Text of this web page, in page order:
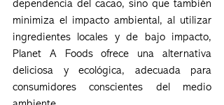
dependencia del cacao, sino que también
minimiza el impacto ambiental, al utilizar
ingredientes locales y de bajo impacto,
Planet A Foods ofrece una alternativa
deliciosa y ecológica, adecuada para
consumidores conscientes del medio